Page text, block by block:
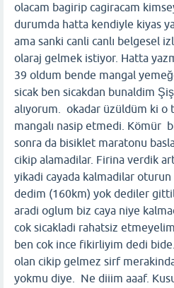
olacam bagirip cagiracam
durumda hatta kendiyle kiyas
ama sanki canli canlı belgesel
olaraj gelmek istiyor. Hatta
39 oldum bende mangal
sicak ben sicakdan bunaldim
alıyorum. okadar üzüldüm ki o
mangalı nasip etmedi. Kömür
sonra da bisiklet maratonu
cikip alamadilar. Firina verdik
yikadi cayada kalmadilar
dedim (160km) yok dediler
aradi oglum biz caya niye
cok sicakladi rahatsiz
ben cok ince fikirliyim dedi
olan cikip gelmez sirf
yokmu diye. Ne diiim aaaf.